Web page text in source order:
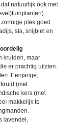
natuurlijk ook met
plek goed
sla, snijbiet en
kruiden, maar
er prachtig uitzien.
Eenjarige,
(met
kers (met
makkelijk te
lavendel,